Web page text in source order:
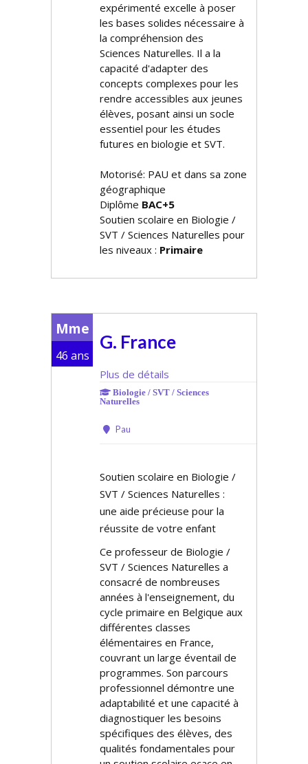
expérimenté excelle à poser
les bases solides nécessaire à
la compréhension des
Sciences Naturelles. Il a la
capacité d'adapter des
concepts complexes pour les
rendre accessibles aux jeunes
élèves, posant ainsi un socle
essentiel pour les études
futures en biologie et SVT.
Motorisé: PAU et dans sa zone
géographique
Diplôme BAC+5
Soutien scolaire en Biologie /
SVT / Sciences Naturelles pour
les niveaux : Primaire
Mme
46 ans
G. France
Plus de détails
Biologie / SVT / Sciences
Naturelles
Pau
Soutien scolaire en Biologie /
SVT / Sciences Naturelles :
une aide précieuse pour la
réussite de votre enfant
Ce professeur de Biologie /
SVT / Sciences Naturelles a
consacré de nombreuses
années à l'enseignement, du
cycle primaire en Belgique aux
différentes classes
élémentaires en France,
couvrant un large éventail de
programmes. Son parcours
professionnel démontre une
adaptabilité et une capacité à
diagnostiquer les besoins
spécifiques des élèves, des
qualités fondamentales pour